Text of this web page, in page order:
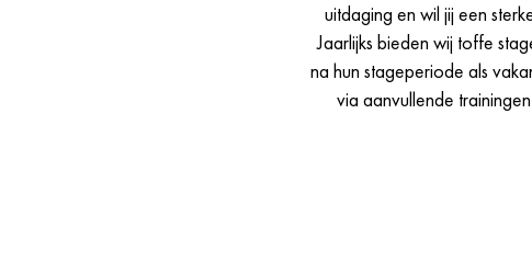
uitdaging en wil jij een
Jaarlijks bieden wij toffe
na hun stageperiode als
via aanvullende